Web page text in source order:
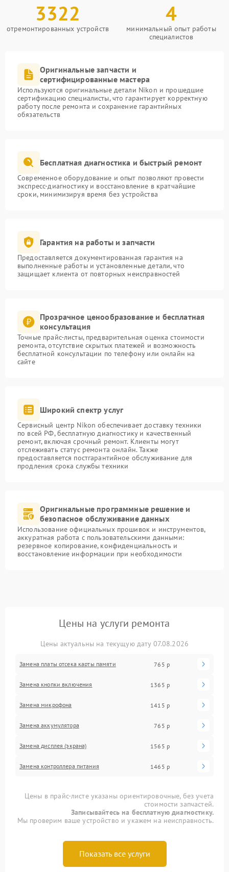
3322
отремонтированных устройств
4
минимальный опыт работы
специалистов
Оригинальные запчасти и
сертифицированные мастера
Используются оригинальные детали Nikon и прошедшие
сертификацию специалисты, что гарантирует корректную
работу после ремонта и сохранение гарантийных
обязательств
Бесплатная диагностика и быстрый ремонт
Современное оборудование и опыт позволяют провести
экспресс-диагностику и восстановление в кратчайшие
сроки, минимизируя время без устройства
Гарантия на работы и запчасти
Предоставляется документированная гарантия на
выполненные работы и установленные детали, что
защищает клиента от повторных неисправностей
Прозрачное ценообразование и бесплатная
консультация
Точные прайс-листы, предварительная оценка стоимости
ремонта, отсутствие скрытых платежей и возможность
бесплатной консультации по телефону или онлайн на
сайте
Широкий спектр услуг
Сервисный центр Nikon обеспечивает доставку техники
по всей РФ, бесплатную диагностику и качественный
ремонт, включая срочный ремонт. Клиенты могут
отслеживать статус ремонта онлайн. Также
предоставляется постгарантийное обслуживание для
продления срока службы техники
Оригинальные программные решение и
безопасное обслуживание данных
Использование официальных прошивок и инструментов,
аккуратная работа с пользовательскими данными:
резервное копирование, конфиденциальность и
восстановление информации при необходимости
Цены на услуги ремонта
Цены актуальны на текущую дату 07.08.2026
Замена платы отсека карты памяти 765 р
Замена кнопки включения 1365 р
Замена микрофона 1415 р
Замена аккумулятора 765 р
Замена дисплея (экрана) 1565 р
Замена контроллера питания 1465 р
Цены в прайс-листе указаны ориентировочные, без учета
стоимости запчастей.
Записывайтесь на бесплатную диагностику.
Мы проверим ваше устройство и укажем на неисправность.
Показать все услуги